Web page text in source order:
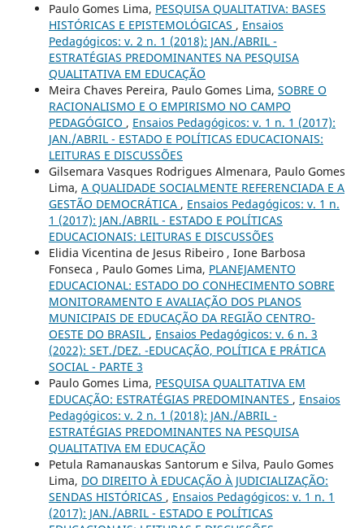
Paulo Gomes Lima, PESQUISA QUALITATIVA: BASES
HISTÓRICAS E EPISTEMOLÓGICAS , Ensaios
Pedagógicos: v. 2 n. 1 (2018): JAN./ABRIL -
ESTRATÉGIAS PREDOMINANTES NA PESQUISA
QUALITATIVA EM EDUCAÇÃO
Meira Chaves Pereira, Paulo Gomes Lima, SOBRE O
RACIONALISMO E O EMPIRISMO NO CAMPO
PEDAGÓGICO , Ensaios Pedagógicos: v. 1 n. 1 (2017):
JAN./ABRIL - ESTADO E POLÍTICAS EDUCACIONAIS:
LEITURAS E DISCUSSÕES
Gilsemara Vasques Rodrigues Almenara, Paulo Gomes
Lima, A QUALIDADE SOCIALMENTE REFERENCIADA E A
GESTÃO DEMOCRÁTICA , Ensaios Pedagógicos: v. 1 n.
1 (2017): JAN./ABRIL - ESTADO E POLÍTICAS
EDUCACIONAIS: LEITURAS E DISCUSSÕES
Elidia Vicentina de Jesus Ribeiro , Ione Barbosa
Fonseca , Paulo Gomes Lima, PLANEJAMENTO
EDUCACIONAL: ESTADO DO CONHECIMENTO SOBRE
MONITORAMENTO E AVALIAÇÃO DOS PLANOS
MUNICIPAIS DE EDUCAÇÃO DA REGIÃO CENTRO-
OESTE DO BRASIL , Ensaios Pedagógicos: v. 6 n. 3
(2022): SET./DEZ. -EDUCAÇÃO, POLÍTICA E PRÁTICA
SOCIAL - PARTE 3
Paulo Gomes Lima, PESQUISA QUALITATIVA EM
EDUCAÇÃO: ESTRATÉGIAS PREDOMINANTES , Ensaios
Pedagógicos: v. 2 n. 1 (2018): JAN./ABRIL -
ESTRATÉGIAS PREDOMINANTES NA PESQUISA
QUALITATIVA EM EDUCAÇÃO
Petula Ramanauskas Santorum e Silva, Paulo Gomes
Lima, DO DIREITO À EDUCAÇÃO À JUDICIALIZAÇÃO:
SENDAS HISTÓRICAS , Ensaios Pedagógicos: v. 1 n. 1
(2017): JAN./ABRIL - ESTADO E POLÍTICAS